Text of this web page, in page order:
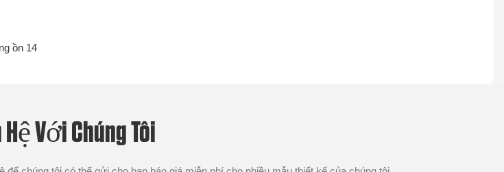
Hệ Với Chúng Tôi